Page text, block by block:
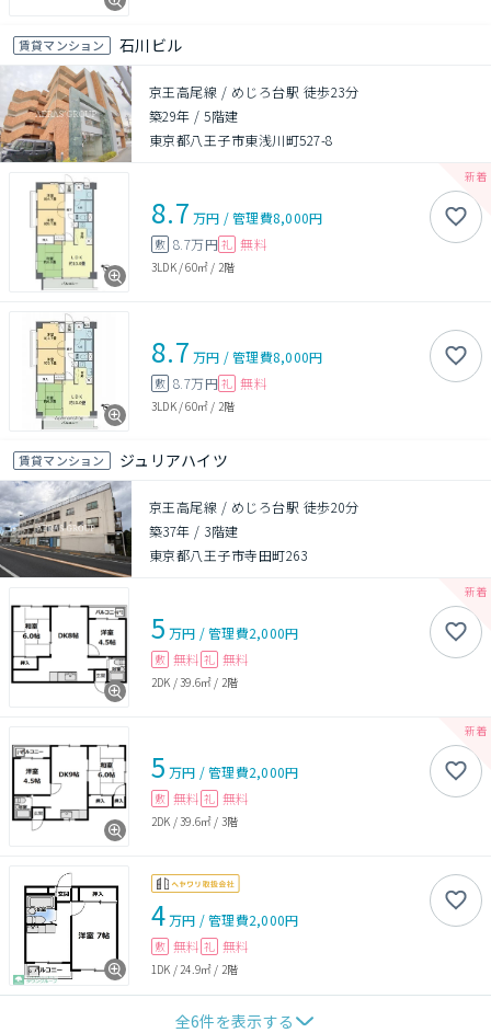
賃貸マンション 石川ビル
京王高尾線 / めじろ台駅 徒歩23分
築29年 /5階建
東京都八王子市東浅川町527-8
8.7 万円 /管理費8,000円
敷 8.7万円 礼 無料
3LDK/60㎡ / 2階
8.7 万円 /管理費8,000円
敷 8.7万円 礼 無料
3LDK/60㎡ / 2階
賃貸マンション ジュリアハイツ
京王高尾線 / めじろ台駅 徒歩20分
築37年 / 3階建
東京都八王子市寺田町263
5 万円 /管理費2,000円
敷 無料 礼 無料
2DK /39.6㎡ / 2階
5 万円 /管理費2,000円
敷 無料 礼 無料
2DK /39.6㎡ / 3階
4万円 /管理費2,000円
敷 無料 礼 無料
1DK /24.9㎡ / 2階
全6件を表示する